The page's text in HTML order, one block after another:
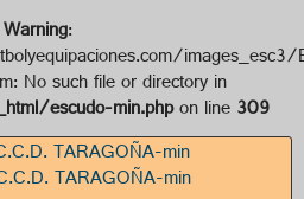
Warning:
No such file or directory in
escudo-min.phpon line309